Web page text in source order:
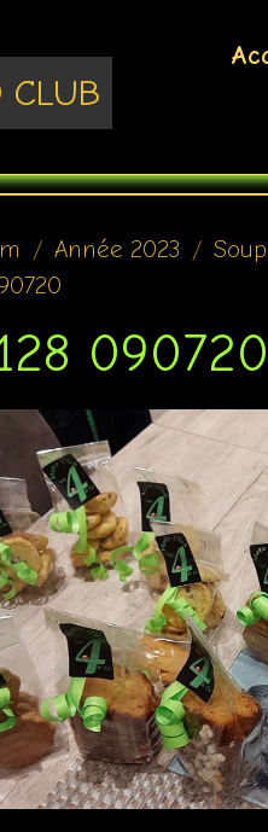
CLUB
Année 2023
090720